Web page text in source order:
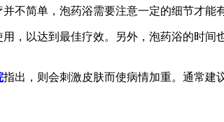
不简单，泡药浴需要注意一定的细节才能
，以达到最佳疗效。另外，泡药浴的时间
指出，则会刺激皮肤而使病情加重。通常建